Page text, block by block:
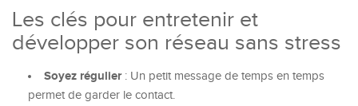
Les clés pour entretenir et
développer son réseau sans stress
Soyez régulier: Un petit message de temps en temps
permet de garder le contact.